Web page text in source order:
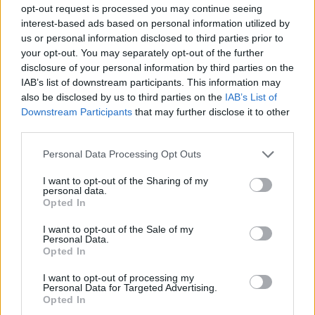
opt-out request is processed you may continue seeing
interest-based ads based on personal information utilized by
us or personal information disclosed to third parties prior to
your opt-out. You may separately opt-out of the further
disclosure of your personal information by third parties on the
IAB’s list of downstream participants. This information may
also be disclosed by us to third parties on the IAB’s List of
Downstream Participants that may further disclose it to other
Personal Data Processing Opt Outs
I want to opt-out of the Sharing of my
personal data.
Opted In
I want to opt-out of the Sale of my
Personal Data.
Opted In
I want to opt-out of processing my
Personal Data for Targeted Advertising.
Opted In
Παροχές
Θέση εργασίας πλήρους απασχόλησης
Σταθερό ωράριο ΔΕ – ΠΑ 9:00 π.μ. – 17:00 μ.μ
Θέσεις εργασίας